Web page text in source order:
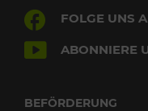
FOLGE UNS
ABONNIERE
BEFÖRDERUNG